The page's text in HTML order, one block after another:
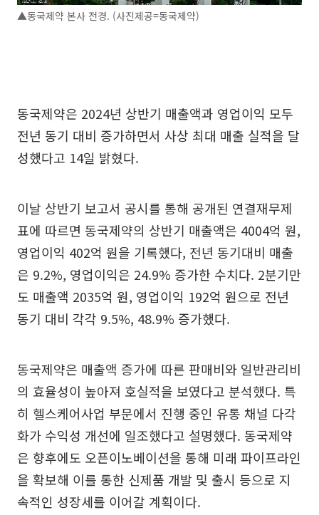
▲동국제약 본사 전경. (사진제공=동국제약)
동국제약은 2024년 상반기 매출액과 영업이익 모두
전년 동기 대비 증가하면서 사상 최대 매출 실적을 달
성했다고 14일 밝혔다.
이날 상반기 보고서 공시를 통해 공개된 연결재무제
표에 따르면 동국제약의 상반기 매출액은 4004억 원,
영업이익 402억 원을 기록했다, 전년 동기대비 매출
은 9.2%, 영업이익은 24.9% 증가한 수치다. 2분기만
도 매출액 2035억 원, 영업이익 192억 원으로 전년
동기 대비 각각 9.5%, 48.9% 증가했다.
동국제약은 매출액 증가에 따른 판매비와 일반관리비
의 효율성이 높아져 호실적을 보였다고 분석했다. 특
히 헬스케어사업 부문에서 진행 중인 유통 채널 다각
화가 수익성 개선에 일조했다고 설명했다. 동국제약
은 향후에도 오픈이노베이션을 통해 미래 파이프라인
을 확보해 이를 통한 신제품 개발 및 출시 등으로 지
속적인 성장세를 이어갈 계획이다.